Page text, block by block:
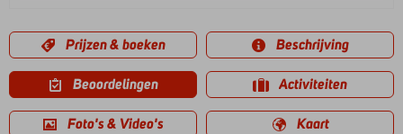
Prijzen & boeken Beschrijving
Beoordelingen Activiteiten
Foto's & Video's Kaart